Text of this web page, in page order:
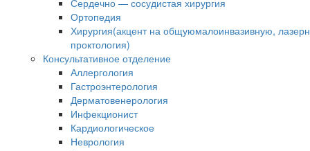
Сердечно — сосудистая хирургия
Ортопедия
Хирургия(акцент на общуюмалоинвазивную,
проктология)
Консультативное отделение
Аллергология
Гастроэнтерология
Дерматовенерология
Инфекционист
Кардиологическое
Неврология